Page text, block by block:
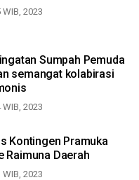
2023
Sumpah Pemuda
semangat kolabirasi
2023
Kontingen Pramuka
Raimuna Daerah
2023